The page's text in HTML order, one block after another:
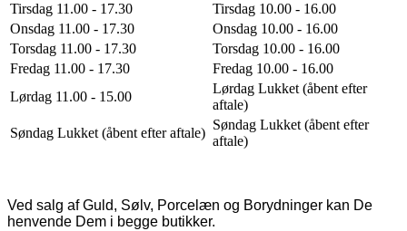
Tirsdag 11.00 - 17.30
Tirsdag 10.00 - 16.00
Onsdag 11.00 - 17.30
Onsdag 10.00 - 16.00
Torsdag 11.00 - 17.30
Torsdag 10.00 - 16.00
Fredag 11.00 - 17.30
Fredag 10.00 - 16.00
Lørdag 11.00 - 15.00
Lørdag Lukket (åbent efter
aftale)
Søndag Lukket (åbent efter aftale)
Søndag Lukket (åbent efter
aftale)
Ved salg af Guld, Sølv, Porcelæn og Borydninger kan De
henvende Dem i begge butikker.